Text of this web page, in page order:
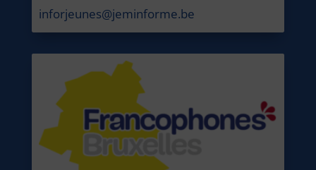
inforjeunes@jeminforme.be